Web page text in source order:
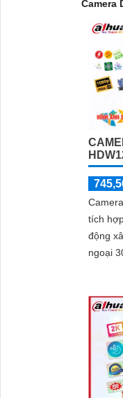
Camera
Camera DH-IPC-HDW1230T2-A giá rẻ
tích
động
ngoại